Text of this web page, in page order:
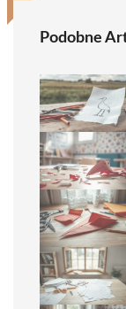
Podobne